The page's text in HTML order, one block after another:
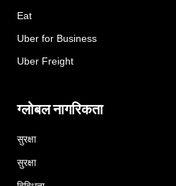
Eat
Uber for Business
Uber Freight
ग्लोबल नागरिकता
सुरक्षा
सुरक्षा